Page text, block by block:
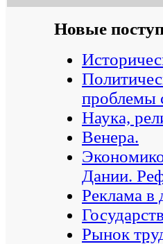
Новые
проблемы
Наука,
Венера.
Дании.
Реклама в
Рынок